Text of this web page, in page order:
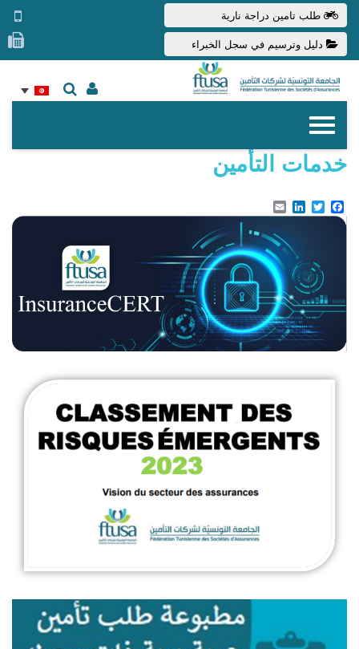
طلب تامين دراجة نارية
دليل وترسيم في سجل الخبراء
خدمات التأمين
Facebook
Twitter
LinkedIn